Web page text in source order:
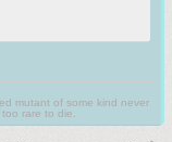
mutant of some kind never
rare to die.